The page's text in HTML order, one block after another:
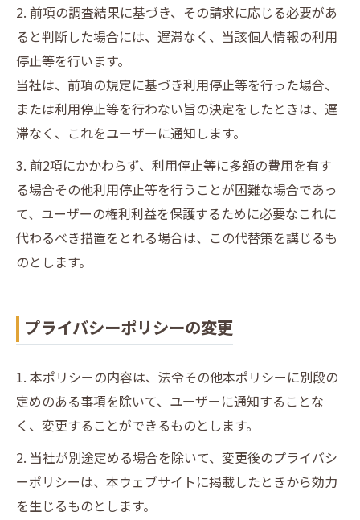
2. 前項の調査結果に基づき、その請求に応じる必要があ
ると判断した場合には、遅滞なく、当該個人情報の利用
停止等を行います。
当社は、前項の規定に基づき利用停止等を行った場合、
または利用停止等を行わない旨の決定をしたときは、遅
滞なく、これをユーザーに通知します。
3. 前2項にかかわらず、利用停止等に多額の費用を有す
る場合その他利用停止等を行うことが困難な場合であっ
て、ユーザーの権利利益を保護するために必要なこれに
代わるべき措置をとれる場合は、この代替策を講じるも
のとします。
プライバシーポリシーの変更
1. 本ポリシーの内容は、法令その他本ポリシーに別段の
定めのある事項を除いて、ユーザーに通知することな
く、変更することができるものとします。
2. 当社が別途定める場合を除いて、変更後のプライバシ
ーポリシーは、本ウェブサイトに掲載したときから効力
を生じるものとします。